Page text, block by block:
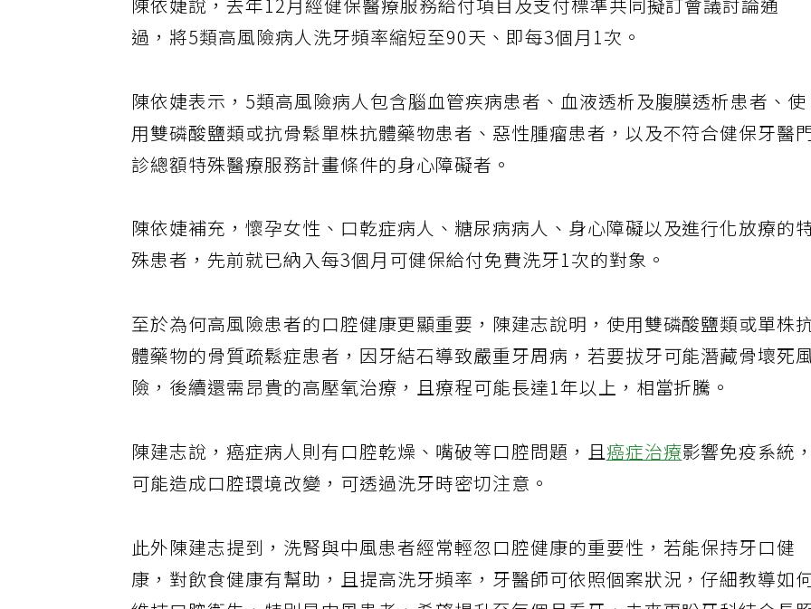
陳依婕說，去年12月經健保醫療服務給付項目及支付標準共同擬訂會議討論通
過，將5類高風險病人洗牙頻率縮短至90天、即每3個月1次。
陳依婕表示，5類高風險病人包含腦血管疾病患者、血液透析及腹膜透析患者、使
用雙磷酸鹽類或抗骨鬆單株抗體藥物患者、惡性腫瘤患者，以及不符合健保牙醫
診總額特殊醫療服務計畫條件的身心障礙者。
陳依婕補充，懷孕女性、口乾症病人、糖尿病病人、身心障礙以及進行化放療的
殊患者，先前就已納入每3個月可健保給付免費洗牙1次的對象。
至於為何高風險患者的口腔健康更顯重要，陳建志說明，使用雙磷酸鹽類或單株
體藥物的骨質疏鬆症患者，因牙結石導致嚴重牙周病，若要拔牙可能潛藏骨壞死
險，後續還需昂貴的高壓氧治療，且療程可能長達1年以上，相當折騰。
陳建志說，癌症病人則有口腔乾燥、嘴破等口腔問題，且癌症治療影響免疫系統
可能造成口腔環境改變，可透過洗牙時密切注意。
此外陳建志提到，洗腎與中風患者經常輕忽口腔健康的重要性，若能保持牙口健
康，對飲食健康有幫助，且提高洗牙頻率，牙醫師可依照個案狀況，仔細教導如